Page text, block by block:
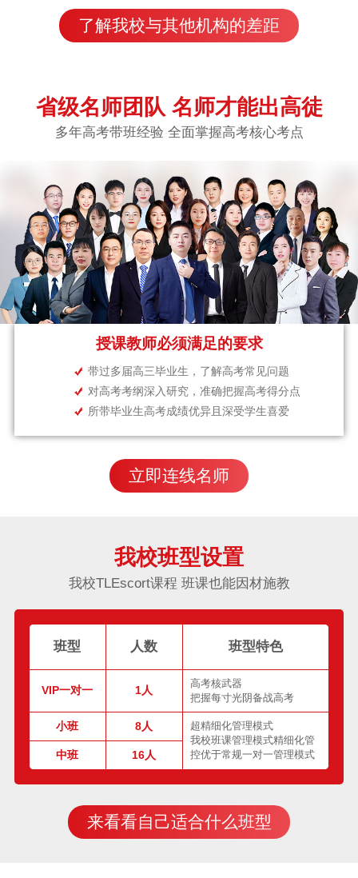
了解我校与其他机构的差距
省级名师团队 名师才能出高徒
多年高考带班经验 全面掌握高考核心考点
授课教师必须满足的要求
带过多届高三毕业生，了解高考常见问题
对高考考纲深入研究，准确把握高考得分点
所带毕业生高考成绩优异且深受学生喜爱
立即连线名师
我校班型设置
我校TLEscort课程 班课也能因材施教
班型 人数 班型特色
VIP一对一 1人
高考核武器
把握每寸光阴备战高考
小班 8人
超精细化管理模式
我校班课管理模式精细化管
控优于常规一对一管理模式
中班 16人
来看看自己适合什么班型